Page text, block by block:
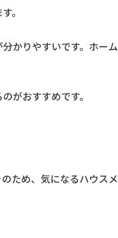
。
かりやすいです。ホーム
がおすすめです。
ため、気になるハウスメ